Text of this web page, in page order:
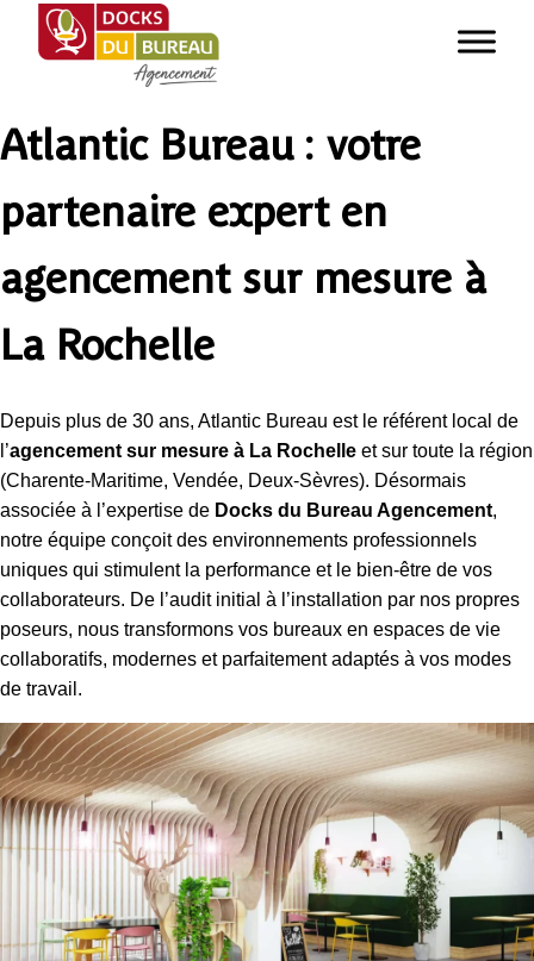
Atlantic Bureau : votre
partenaire expert en
agencement sur mesure à
La Rochelle
Depuis plus de 30 ans, Atlantic Bureau est le référent local de
l’agencement sur mesure à La Rochelle et sur toute la région
(Charente-Maritime, Vendée, Deux-Sèvres). Désormais
associée à l’expertise de Docks du Bureau Agencement,
notre équipe conçoit des environnements professionnels
uniques qui stimulent la performance et le bien-être de vos
collaborateurs. De l’audit initial à l’installation par nos propres
poseurs, nous transformons vos bureaux en espaces de vie
collaboratifs, modernes et parfaitement adaptés à vos modes
de travail.